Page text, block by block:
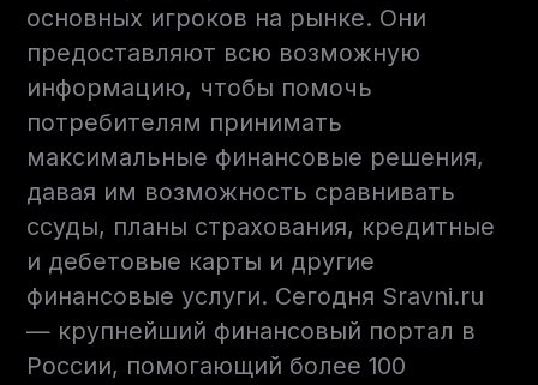
основных игроков на рынке. Они
предоставляют всю возможную
информацию, чтобы помочь
потребителям принимать
максимальные финансовые решения,
давая им возможность сравнивать
ссуды, планы страхования, кредитные
и дебетовые карты и другие
финансовые услуги. Сегодня Sravni.ru
— крупнейший финансовый портал в
России, помогающий более 100